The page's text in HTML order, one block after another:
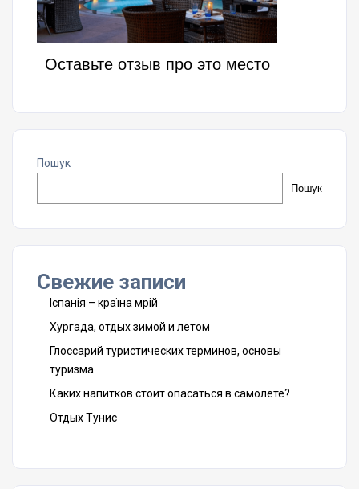
Оставьте отзыв про это место
Пошук
Пошук
Свежие записи
Іспанія – країна мрій
Хургада, отдых зимой и летом
Глоссарий туристических терминов, основы
туризма
Каких напитков стоит опасаться в самолете?
Отдых Тунис